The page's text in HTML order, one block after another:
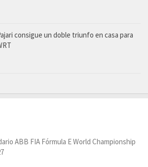
consigue un doble triunfo en casa para
ABB FIA Fórmula E World Championship